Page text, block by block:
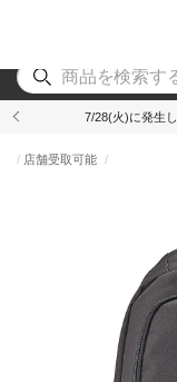
ア
7/28(火)に発生
店舗受取可能